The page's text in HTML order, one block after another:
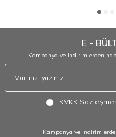
E -
Kampanya ve indirimlerden
KVKK
Kampanya ve